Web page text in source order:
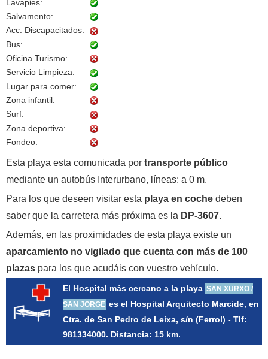
Lavapies:
Salvamento:
Acc. Discapacitados:
Bus:
Oficina Turismo:
Servicio Limpieza:
Lugar para comer:
Zona infantil:
Surf:
Zona deportiva:
Fondeo:
Esta playa esta comunicada por transporte público
mediante un autobús Interurbano, líneas: a 0 m.
Para los que deseen visitar esta playa en coche deben
saber que la carretera más próxima es la DP-3607.
Además, en las proximidades de esta playa existe un
aparcamiento no vigilado que cuenta con más de 100
plazas para los que acudáis con vuestro vehículo.
El Hospital más cercano a la playa SAN XURXO /
SAN JORGE es el Hospital Arquitecto Marcide, en
Ctra. de San Pedro de Leixa, s/n (Ferrol) - Tlf:
981334000. Distancia: 15 km.